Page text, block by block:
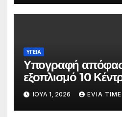
ΥΓΕΙΑ
Υπογραφή
εξοπλισμό 10
Στερεά Ελλάδα
ΙΟΎΛ 1, 2026 EVIA TIME